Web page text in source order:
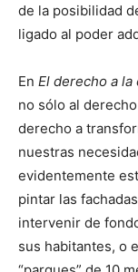
de la posibilidad
ligado al poder
En El derecho a la
no sólo al
derecho a
nuestras
evidentemente
pintar las
intervenir de
sus habitantes, o